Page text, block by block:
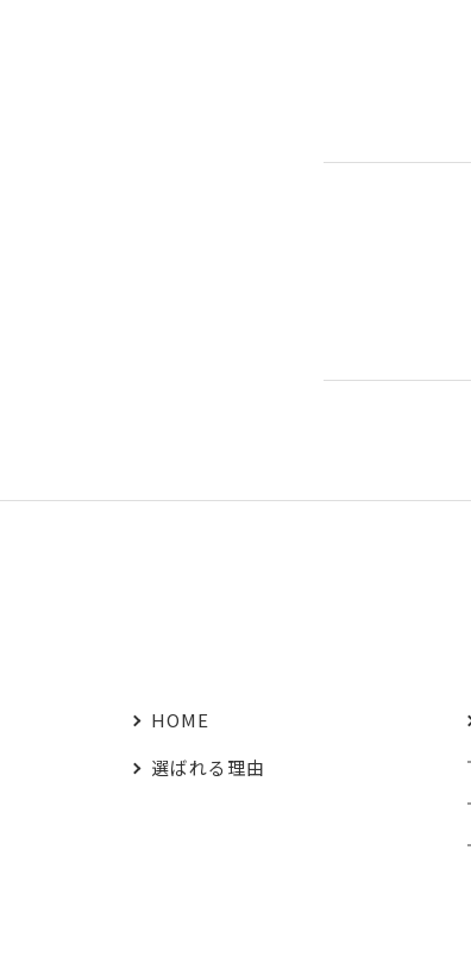
HOME
選ばれる理由